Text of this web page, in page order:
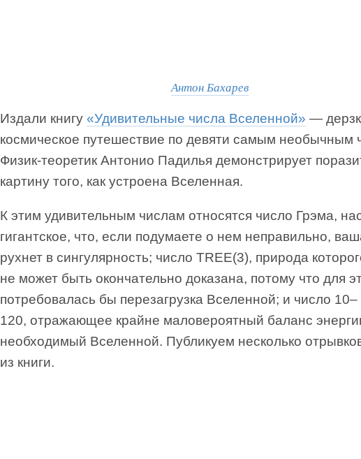
Антон Бахарев
Издали книгу «Удивительные числа Вселенной» —
космическое путешествие по девяти самым необычным
Физик-теоретик Антонио Падилья демонстрирует
картину того, как устроена Вселенная.
К этим удивительным числам относятся число Грэма,
гигантское, что, если подумаете о нем неправильно,
рухнет в сингулярность; число TREE(3), природа
не может быть окончательно доказана, потому что для
потребовалась бы перезагрузка Вселенной; и число 10–
120, отражающее крайне маловероятный баланс
необходимый Вселенной. Публикуем несколько
из книги.